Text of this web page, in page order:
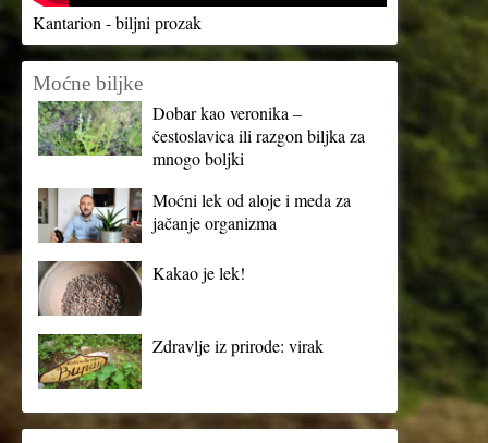
Kantarion - biljni prozak
Moćne biljke
Dobar kao veronika –
čestoslavica ili razgon biljka za
mnogo boljki
Moćni lek od aloje i meda za
jačanje organizma
Kakao je lek!
Zdravlje iz prirode: virak